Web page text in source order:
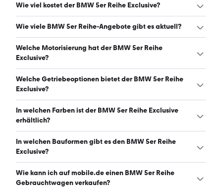
Wie viel kostet der BMW 5er Reihe Exclusive?
Ein guter Preis für einen BMW 5er Reihe Exclusive liegt
ab 774 € monatlich. (Stand: 7.8.2026)
Wie viele BMW 5er Reihe-Angebote gibt es aktuell?
Es gibt insgesamt 118 BMW 5er Reihe bei mobile.de,
davon 106 Gebraucht- und 12 Neuwagen. (Stand:
Welche Motorisierung hat der BMW 5er Reihe
Exclusive?
Der BMW 5er Reihe Exclusive hat Leistungen zwischen 170
und 304 PS. (Stand: 7.8.2026)
Welche Getriebeoptionen bietet der BMW 5er Reihe
Exclusive?
Der BMW 5er Reihe Exclusive ist mit automatischem und
manuellem Getriebe erhältlich. (Stand: 7.8.2026)
In welchen Farben ist der BMW 5er Reihe Exclusive
erhältlich?
Den BMW 5er Reihe Exclusive gibt es in folgenden Farben:
schwarz, grau, silber, blau, grün, rot und gold. Die
In welchen Bauformen gibt es den BMW 5er Reihe
Exclusive?
Den BMW 5er Reihe Exclusive gibt es in folgenden
Bauformen: Kombi und Limousine. (Stand: 7.8.2026)
Wie kann ich auf mobile.de einen BMW 5er Reihe
Gebrauchtwagen verkaufen?